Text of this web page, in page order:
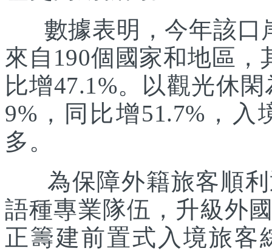
數據表明，今年該口
來自190個國家和地區，
比增47.1%。以觀光休
9%，同比增51.7%，
多。
為保障外籍旅客順利
語種專業隊伍，升級外
正籌建前置式入境旅客